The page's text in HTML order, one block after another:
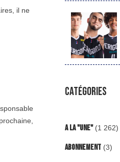
il ne
CATÉGORIES
A la "Une"(1 262)
Abonnement(3)